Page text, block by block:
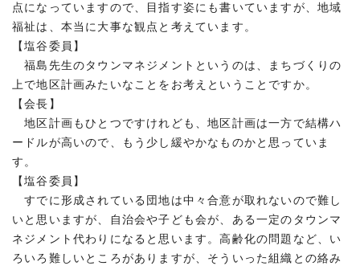
点になっていますので、目指す姿にも書いていますが、地域
福祉は、本当に大事な観点と考えています。
【塩谷委員】
福島先生のタウンマネジメントというのは、まちづくりの
上で地区計画みたいなことをお考えということですか。
【会長】
地区計画もひとつですけれども、地区計画は一方で結構ハ
ードルが高いので、もう少し緩やかなものかと思っていま
す。
【塩谷委員】
すでに形成されている団地は中々合意が取れないので難し
いと思いますが、自治会や子ども会が、ある一定のタウンマ
ネジメント代わりになると思います。高齢化の問題など、い
ろいろ難しいところがありますが、そういった組織との絡み